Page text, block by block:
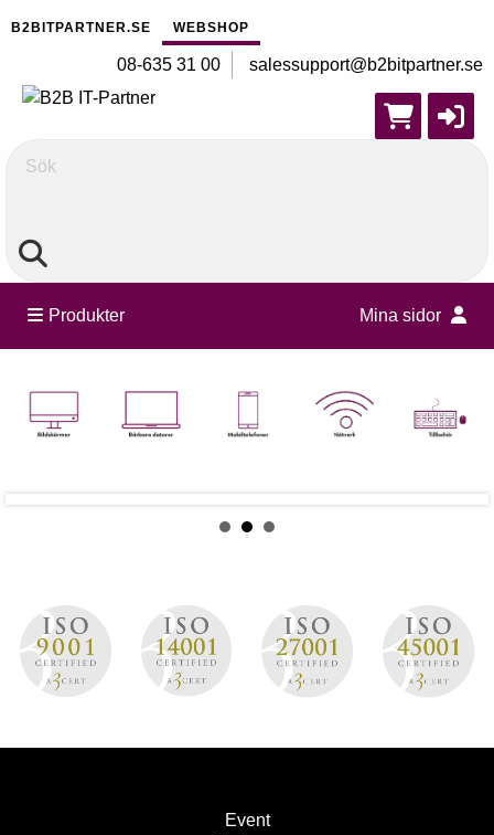
B2BITPARTNER.SE WEBSHOP
08-635 31 00 salessupport@b2bitpartner.se
Sök
Produkter Mina sidor
Event